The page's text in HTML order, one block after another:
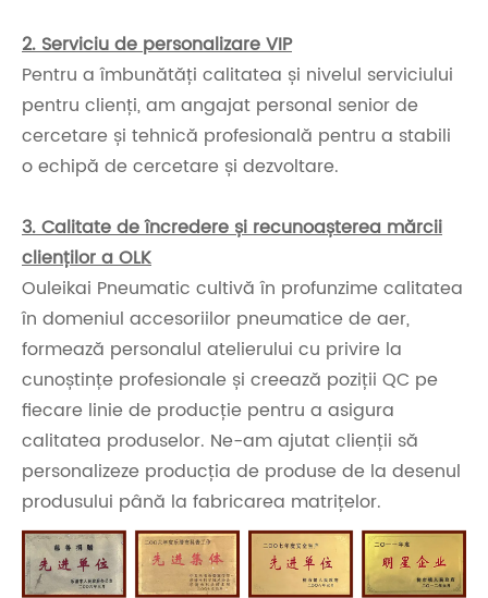
2. Serviciu de personalizare VIP
Pentru a îmbunătăți calitatea și nivelul serviciului
pentru clienți, am angajat personal senior de
cercetare și tehnică profesională pentru a stabili
o echipă de cercetare și dezvoltare.
3. Calitate de încredere și recunoașterea mărcii
clienților a OLK
Ouleikai Pneumatic cultivă în profunzime calitatea
în domeniul accesoriilor pneumatice de aer,
formează personalul atelierului cu privire la
cunoștințe profesionale și creează poziții QC pe
fiecare linie de producție pentru a asigura
calitatea produselor. Ne-am ajutat clienții să
personalizeze producția de produse de la desenul
produsului până la fabricarea matrițelor.